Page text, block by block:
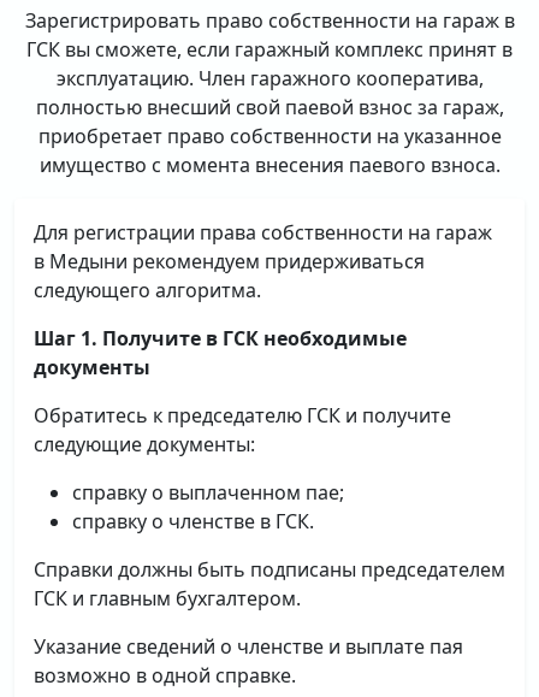
Зарегистрировать право собственности на гараж в
ГСК вы сможете, если гаражный комплекс принят в
эксплуатацию. Член гаражного кооператива,
полностью внесший свой паевой взнос за гараж,
приобретает право собственности на указанное
имущество с момента внесения паевого взноса.
Для регистрации права собственности на гараж
в Медыни рекомендуем придерживаться
следующего алгоритма.
Шаг 1. Получите в ГСК необходимые
документы
Обратитесь к председателю ГСК и получите
следующие документы:
справку о выплаченном пае;
справку о членстве в ГСК.
Справки должны быть подписаны председателем
ГСК и главным бухгалтером.
Указание сведений о членстве и выплате пая
возможно в одной справке.